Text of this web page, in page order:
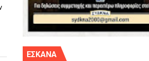
κλ. Αγίου Δημητρίου την Κυριακή 14.6.26
του αγώνα)
ΕΣΚΑΝΑ